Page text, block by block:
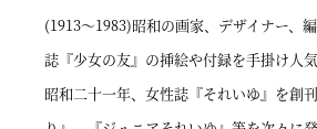
(1913～1983)昭和の画家、デザイナー、
誌『少女の友』の挿絵や付録を手掛け人
昭和二十一年、女性誌『それいゆ』を創